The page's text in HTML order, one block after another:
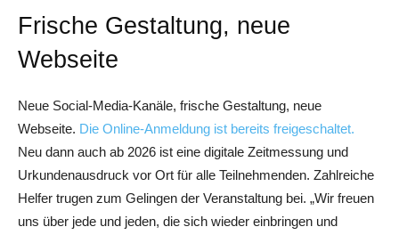
Frische Gestaltung, neue
Webseite
Neue Social-Media-Kanäle, frische Gestaltung, neue
Webseite. Die Online-Anmeldung ist bereits freigeschaltet.
Neu dann auch ab 2026 ist eine digitale Zeitmessung und
Urkundenausdruck vor Ort für alle Teilnehmenden. Zahlreiche
Helfer trugen zum Gelingen der Veranstaltung bei. „Wir freuen
uns über jede und jeden, die sich wieder einbringen und